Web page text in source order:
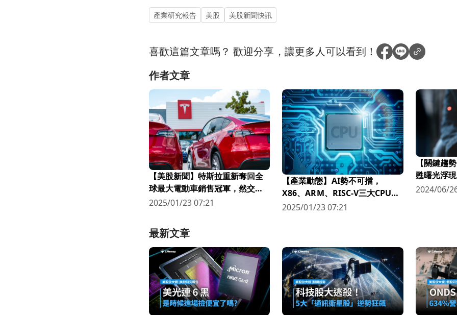
產業研究報告 美股 美股新聞快訊
喜歡這篇文章嗎？歡迎分享，讓更多人可以看到！
作者文章
【美股新聞】特斯拉重新奪回全
球最大電動車銷售冠軍，然交車
量仍不如市場預期！
2025/01/23 07:21
【產業動態】AI勢不可擋，
X86、ARM、RISC-V三大CPU架
構誰將成為市場主流？
2025/01/23 07:21
【關鍵趨
甦曙光浮
關鍵！
2024/06/
最新文章